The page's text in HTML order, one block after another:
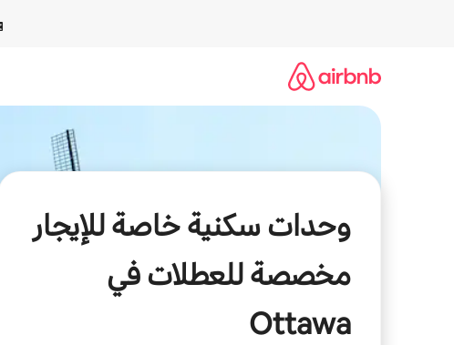
وحدات سكنية خاصة للإيجار
مخصصة للعطلات في
Ottawa